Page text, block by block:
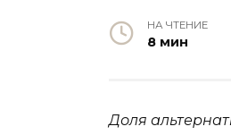
НА ЧТЕНИЕ
8 мин
Доля